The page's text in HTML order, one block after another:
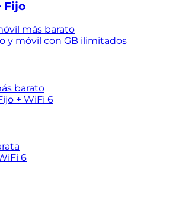
Fijo
más barato
y móvil con GB ilimitados
barato
+ WiFi 6
6